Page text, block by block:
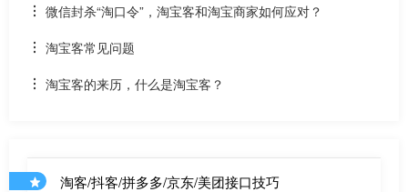
微信封杀“淘口令”，淘宝客和淘宝商家如何应对？
淘宝客常见问题
淘宝客的来历，什么是淘宝客？
淘客/抖客/拼多多/京东/美团接口技巧